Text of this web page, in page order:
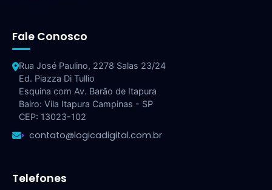
Fale Conosco
Rua José Paulino, 2278 Salas 23/24
Ed. Piazza Di Tullio
Esquina com Av. Barão de Itapura
Bairo: Vila Itapura Campinas - SP
CEP: 13023-102
contato@logicadigital.com.br
Telefones